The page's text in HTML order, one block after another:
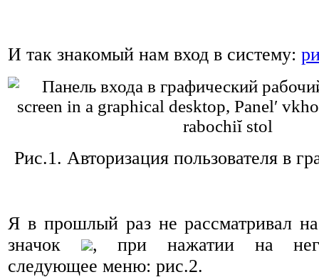
И так знакомый нам вход в систему:
Рис.1. Авторизация пользователя в
Я в прошлый раз не рассматривал
значок
, при нажатии на него
следующее меню: рис.2.